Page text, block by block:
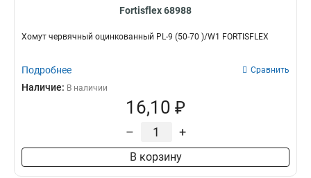
Fortisflex 68988
Хомут червячный оцинкованный PL-9 (50-70 )/W1 FORTISFLEX
Подробнее Сравнить
Наличие: В наличии
16,10 ₽
– +
В корзину